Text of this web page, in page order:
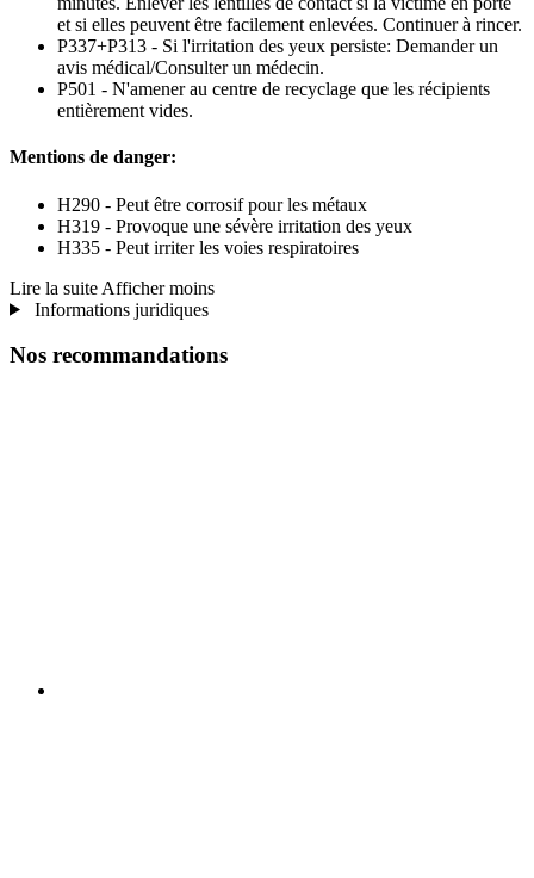
et si elles peuvent être facilement enlevées. Continuer à rincer.
P337+P313 - Si l'irritation des yeux persiste: Demander un
avis médical/Consulter un médecin.
P501 - N'amener au centre de recyclage que les récipients
entièrement vides.
Mentions de danger:
H290 - Peut être corrosif pour les métaux
H319 - Provoque une sévère irritation des yeux
H335 - Peut irriter les voies respiratoires
Lire la suite Afficher moins
Informations juridiques
Nos recommandations